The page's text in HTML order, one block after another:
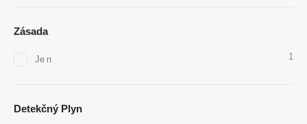
Zásada
Je n 1
Detekčný Plyn
Wechat
Horúce výrobky